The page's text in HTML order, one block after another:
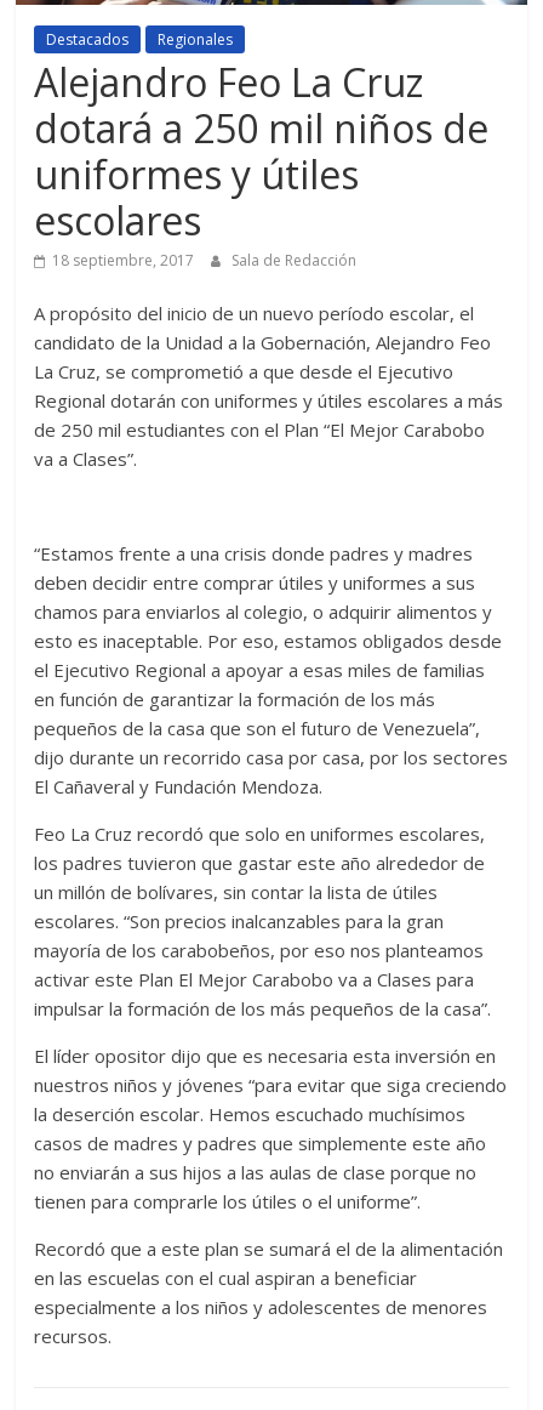
Destacados Regionales
Alejandro Feo La Cruz
dotará a 250 mil niños de
uniformes y útiles
escolares
18 septiembre, 2017 Sala de Redacción
A propósito del inicio de un nuevo período escolar, el
candidato de la Unidad a la Gobernación, Alejandro Feo
La Cruz, se comprometió a que desde el Ejecutivo
Regional dotarán con uniformes y útiles escolares a más
de 250 mil estudiantes con el Plan “El Mejor Carabobo
va a Clases”.
“Estamos frente a una crisis donde padres y madres
deben decidir entre comprar útiles y uniformes a sus
chamos para enviarlos al colegio, o adquirir alimentos y
esto es inaceptable. Por eso, estamos obligados desde
el Ejecutivo Regional a apoyar a esas miles de familias
en función de garantizar la formación de los más
pequeños de la casa que son el futuro de Venezuela”,
dijo durante un recorrido casa por casa, por los sectores
El Cañaveral y Fundación Mendoza.
Feo La Cruz recordó que solo en uniformes escolares,
los padres tuvieron que gastar este año alrededor de
un millón de bolívares, sin contar la lista de útiles
escolares. “Son precios inalcanzables para la gran
mayoría de los carabobeños, por eso nos planteamos
activar este Plan El Mejor Carabobo va a Clases para
impulsar la formación de los más pequeños de la casa”.
El líder opositor dijo que es necesaria esta inversión en
nuestros niños y jóvenes “para evitar que siga creciendo
la deserción escolar. Hemos escuchado muchísimos
casos de madres y padres que simplemente este año
no enviarán a sus hijos a las aulas de clase porque no
tienen para comprarle los útiles o el uniforme”.
Recordó que a este plan se sumará el de la alimentación
en las escuelas con el cual aspiran a beneficiar
especialmente a los niños y adolescentes de menores
recursos.